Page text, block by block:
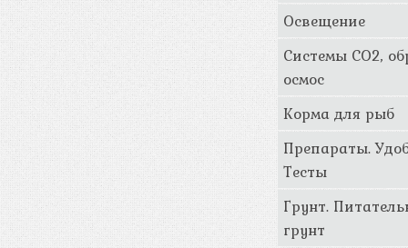
Освещение
Системы CO2,
осмос
Корма для рыб
Препараты.
Тесты
Грунт.
грунт